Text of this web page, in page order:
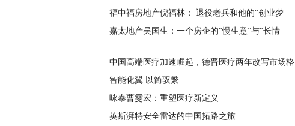
福中福房地产倪福林： 退役老兵和他的“创业梦
嘉太地产吴国生：一个房企的“慢生意”与“长情
中国高端医疗加速崛起，德晋医疗两年改写市场格
智能化翼 以简驭繁
咏泰曹雯宏：重塑医疗新定义
英斯湃特安全雷达的中国拓路之旅